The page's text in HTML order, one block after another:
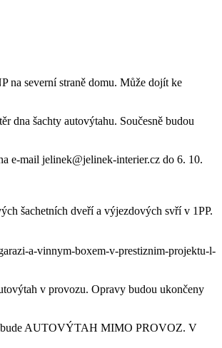
na severní straně domu. Může dojít ke
dna šachty autovýtahu. Součesně budou
e-mail jelinek@jelinek-interier.cz do 6. 10.
šachetních dveří a výjezdových svří v 1PP.
a-vinnym-boxem-v-prestiznim-projektu-l-
v provozu. Opravy budou ukončeny
bude AUTOVÝTAH MIMO PROVOZ. V